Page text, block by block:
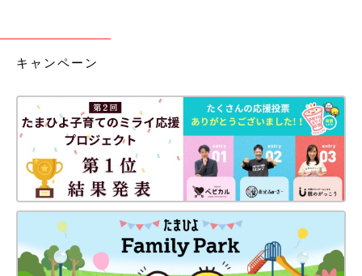
冷凍食品ジャーナリスト。Web媒体・冷凍食品エフエフプレス編
集長。ジャーナリストとして冷凍食品の動向について取材し、消
品の基礎知識やトレンドを紹介している。『マンガでわかる 冷
凍食品だからおいしい』（監修、発行：日本アクセス）は、web
閲覧ができる。
『マンガでわかる 冷凍食品だからおいしい』（監修、発行：日
本アクセス）
あなたの子育てエピソードを大募集！
自分自身のこと、子育てでよかったこと、ママ友との関係、家族
やパートナーに対する感謝や不満など大きな声では言うほどでは
キャンペーン